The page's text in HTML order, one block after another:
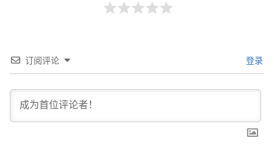
订阅评论 登录